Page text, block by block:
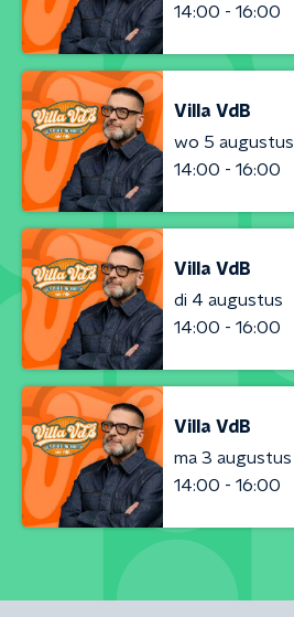
14:00 - 16:00
Villa VdB
wo 5 augustus
14:00 - 16:00
Villa VdB
di 4 augustus
14:00 - 16:00
Villa VdB
ma 3 augustus
14:00 - 16:00